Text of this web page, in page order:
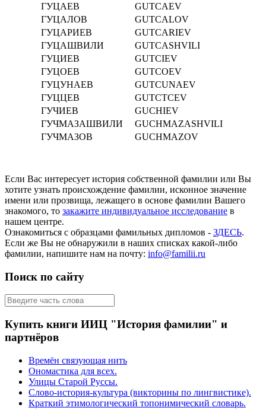
ГУЦАЕВ
GUTCAEV
ГУЦАЛОВ
GUTCALOV
ГУЦАРИЕВ
GUTCARIEV
ГУЦАШВИЛИ
GUTCASHVILI
ГУЦИЕВ
GUTCIEV
ГУЦОЕВ
GUTCOEV
ГУЦУНАЕВ
GUTCUNAEV
ГУЦЦЕВ
GUTCTCEV
ГУЧИЕВ
GUCHIEV
ГУЧМАЗАШВИЛИ
GUCHMAZASHVILI
ГУЧМАЗОВ
GUCHMAZOV
Если Вас интересует история собственной фамилии или Вы
хотите узнать происхождение фамилии, исконное значение
имени или прозвища, лежащего в основе фамилии Вашего
знакомого, то закажите индивидуальное исследование в
нашем центре.
Ознакомиться с образцами фамильных дипломов - ЗДЕСЬ.
Если же Вы не обнаружили в наших списках какой-либо
фамилии, напишите нам на почту: info@familii.ru
Поиск по сайту
Купить книги ИИЦ "История фамилии" и
партнёров
Времён связующая нить
Ономастика для всех.
Улицы Старой Руссы.
Слово-история-культура (викторины по лингвистике).
Краткий этимологический топонимический словарь.